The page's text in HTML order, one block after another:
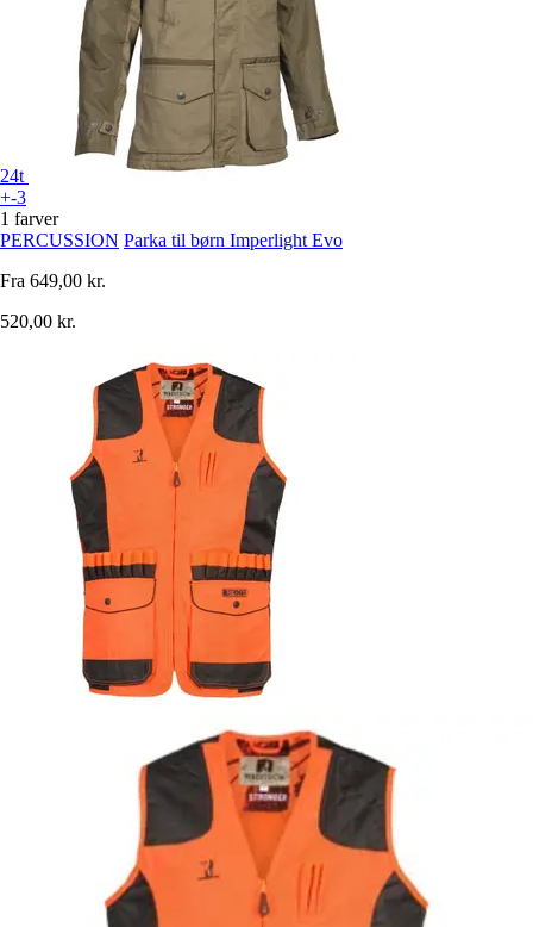
24t
+-3
1 farver
PERCUSSION Parka til børn Imperlight Evo
Fra 649,00 kr.
520,00 kr.